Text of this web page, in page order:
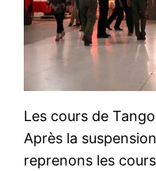
Les cours de
Après la
reprenons les